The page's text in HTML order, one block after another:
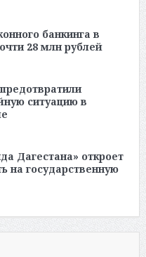
банкинга в
28 млн рублей
ситуацию в
Дагестана» откроет
на государственную